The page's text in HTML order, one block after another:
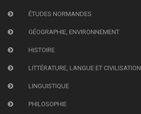
ÉTUDES NORMANDES
GÉOGRAPHIE, ENVIRONNEMENT
HISTOIRE
LITTÉRATURE, LANGUE ET CIVILISATION
LINGUISTIQUE
PHILOSOPHIE